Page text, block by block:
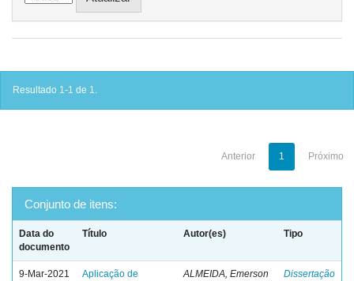
Resultado 1-1 de 1.
Anterior 1 Próximo
Conjunto de itens:
Data do
documento
Título Autor(es) Tipo
9-Mar-2021
Aplicação de
ALMEIDA, Emerson
Dissertação